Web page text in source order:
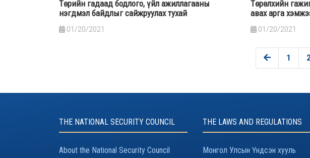
Төрийн гадаад бодлого, үйл ажиллагааны
нэгдмэл байдлыг сайжруулах тухай
01/20/2021
Төрөлхийн
авах арга
01/20/2021
1
THE NATIONAL SECURITY COUNCIL
About the National Security Council
THE LAWS AND REGULATIONS
Монгол Улсын Үндсэн хууль